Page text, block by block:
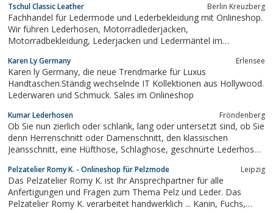
Tschul Classic Leather Berlin Kreuzberg
Fachhandel für Ledermode und Lederbekleidung mit Onlineshop.
Wir führen Lederhosen, Motorradlederjacken,
Motorradbekleidung, Lederjacken und Ledermäntel im
Karen Ly Germany Erlensee
Karen ly Germany, die neue Trendmarke für Luxus
Handtaschen.Ständig wechselnde IT Kollektionen aus Hollywood.
Lederwaren und Schmuck. Sales im Onlineshop
Kumar Lederhosen Fröndenberg
Ob Sie nun zierlich oder schlank, lang oder untersetzt sind, ob Sie
denn Herrenschnitt oder Damenschnitt, den klassischen
Jeansschnitt, eine Hüfthose, Schlaghose, geschnürte Lederhose,
führen diese Hosen in allen Größen und Farben wie in
Pelzatelier Romy K. - Onlineshop für Pelzmode Leipzig
Das Pelzatelier Romy K. ist Ihr Ansprechpartner für alle
Anfertigungen und Fragen zum Thema Pelz und Leder. Das
Pelzatelier Romy K. verarbeitet handwerklich ... Kanin, Fuchs,